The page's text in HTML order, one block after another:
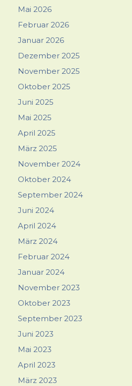
Mai 2026
Februar 2026
Januar 2026
Dezember 2025
November 2025
Oktober 2025
Juni 2025
Mai 2025
April 2025
März 2025
November 2024
Oktober 2024
September 2024
Juni 2024
April 2024
März 2024
Februar 2024
Januar 2024
November 2023
Oktober 2023
September 2023
Juni 2023
Mai 2023
April 2023
März 2023